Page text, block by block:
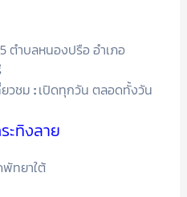
ตำบลหนองปรือ อำเภอ
ยวชม :เปิดทุกวัน ตลอดทั้งวัน
ะทิงลาย